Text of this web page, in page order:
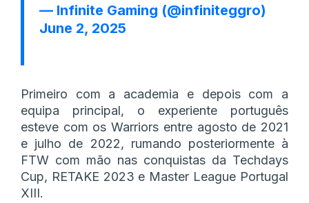
— Infinite Gaming (@infiniteggro)
June 2, 2025
Primeiro com a academia e depois com a
equipa principal, o experiente português
esteve com os Warriors entre agosto de 2021
e julho de 2022, rumando posteriormente à
FTW com mão nas conquistas da Techdays
Cup, RETAKE 2023 e Master League Portugal
XIII.